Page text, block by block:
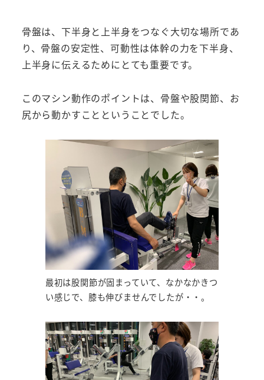
骨盤は、下半身と上半身をつなぐ大切な場所であ
り、骨盤の安定性、可動性は体幹の力を下半身、
上半身に伝えるためにとても重要です。
このマシン動作のポイントは、骨盤や股関節、お
尻から動かすことということでした。
最初は股関節が固まっていて、なかなかきつ
い感じで、膝も伸びませんでしたが・・。